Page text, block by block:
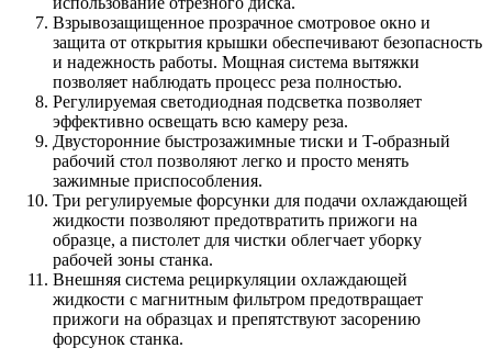
Взрывозащищенное прозрачное смотровое окно и
защита от открытия крышки обеспечивают безопасность
и надежность работы. Мощная система вытяжки
позволяет наблюдать процесс реза полностью.
Регулируемая светодиодная подсветка позволяет
эффективно освещать всю камеру реза.
Двусторонние быстрозажимные тиски и T-образный
рабочий стол позволяют легко и просто менять
зажимные приспособления.
Три регулируемые форсунки для подачи охлаждающей
жидкости позволяют предотвратить прижоги на
образце, а пистолет для чистки облегчает уборку
рабочей зоны станка.
Внешняя система рециркуляции охлаждающей
жидкости с магнитным фильтром предотвращает
прижоги на образцах и препятствуют засорению
форсунок станка.